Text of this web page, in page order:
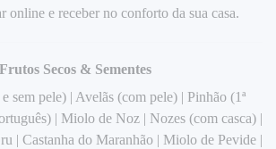
online e receber no conforto da sua casa.
Frutos Secos & Sementes
sem pele) | Avelãs (com pele) | Pinhão (1ª
| Miolo de Noz | Nozes (com casca) |
| Castanha do Maranhão | Miolo de Pevide |